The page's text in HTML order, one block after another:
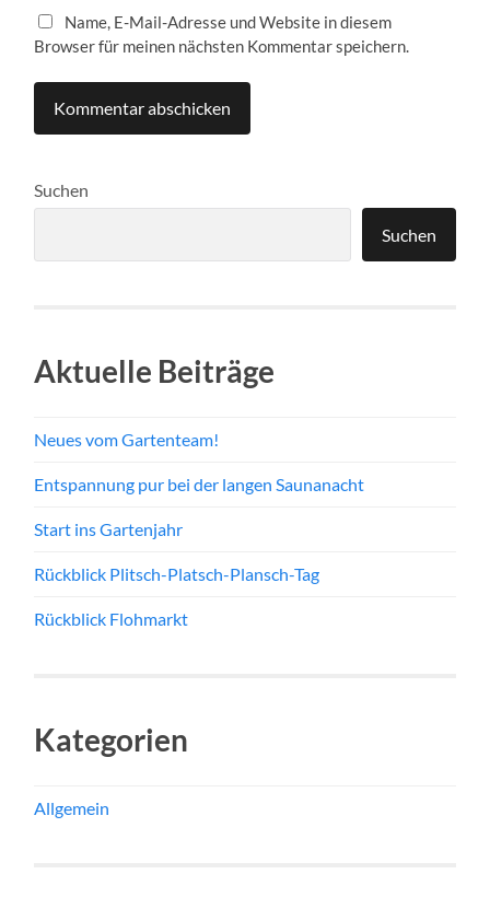
Name, E-Mail-Adresse und Website in diesem
Browser für meinen nächsten Kommentar speichern.
Suchen
Suchen
Aktuelle Beiträge
Neues vom Gartenteam!
Entspannung pur bei der langen Saunanacht
Start ins Gartenjahr
Rückblick Plitsch-Platsch-Plansch-Tag
Rückblick Flohmarkt
Kategorien
Allgemein